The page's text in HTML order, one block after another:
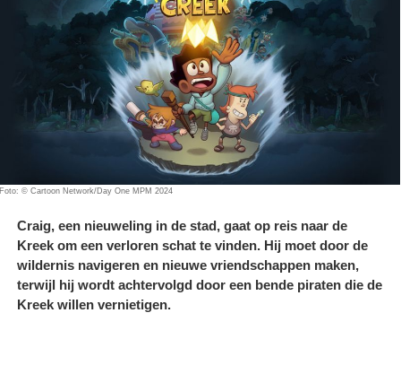
Foto: © Cartoon Network/Day One MPM 2024
Craig, een nieuweling in de stad, gaat op reis naar de
Kreek om een verloren schat te vinden. Hij moet door de
wildernis navigeren en nieuwe vriendschappen maken,
terwijl hij wordt achtervolgd door een bende piraten die de
Kreek willen vernietigen.